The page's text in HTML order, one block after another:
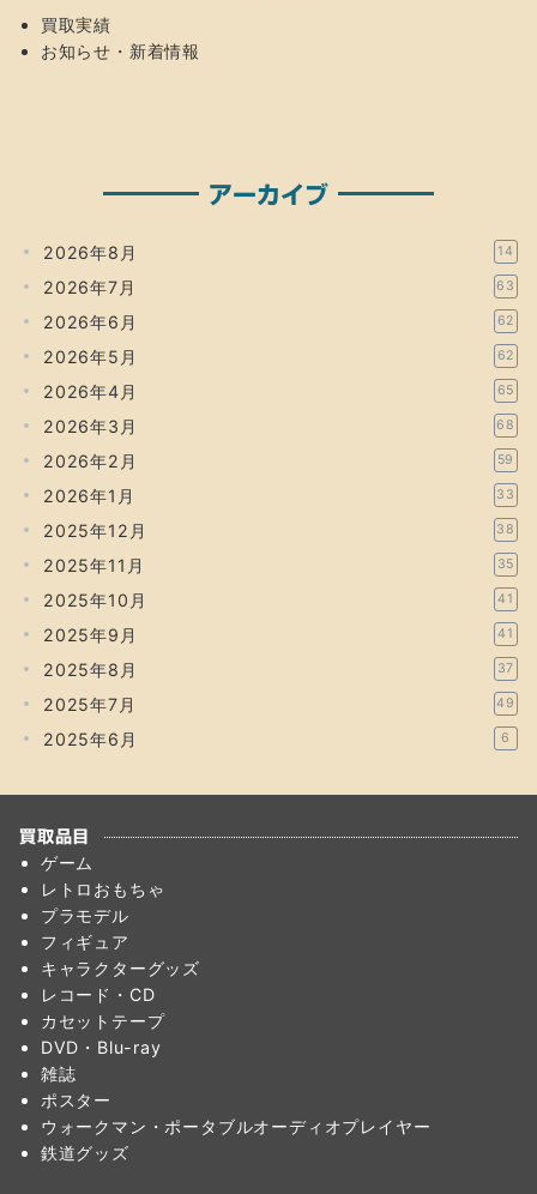
買取実績
お知らせ・新着情報
アーカイブ
2026年8月 14
2026年7月 63
2026年6月 62
2026年5月 62
2026年4月 65
2026年3月 68
2026年2月 59
2026年1月 33
2025年12月 38
2025年11月 35
2025年10月 41
2025年9月 41
2025年8月 37
2025年7月 49
2025年6月 6
買取品目
ゲーム
レトロおもちゃ
プラモデル
フィギュア
キャラクターグッズ
レコード・CD
カセットテープ
DVD・Blu-ray
雑誌
ポスター
ウォークマン・ポータブルオーディオプレイヤー
鉄道グッズ